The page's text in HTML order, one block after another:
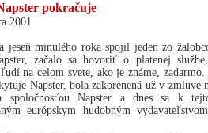
pokračuje
2001
jeseň minulého roka spojil jeden zo
začalo sa hovoriť o platenej
na celom svete, ako je známe, zadarmo.
Napster, bola zakorenená už v zmluve
spoločnosťou Napster a dnes sa k
európskym hudobným